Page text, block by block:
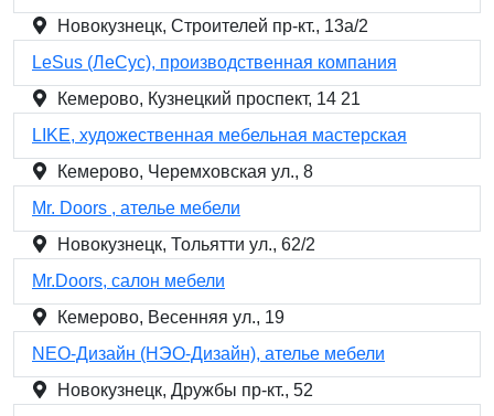
Новокузнецк, Строителей пр-кт., 13а/2
LeSus (ЛеСус), производственная компания
Кемерово, Кузнецкий проспект, 14 21
LIKE, художественная мебельная мастерская
Кемерово, Черемховская ул., 8
Mr. Doors , ателье мебели
Новокузнецк, Тольятти ул., 62/2
Mr.Doors, салон мебели
Кемерово, Весенняя ул., 19
NEO-Дизайн (НЭО-Дизайн), ателье мебели
Новокузнецк, Дружбы пр-кт., 52